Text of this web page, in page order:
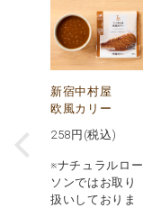
新宿中村屋
欧風カリー
258 円(税込)
※ナチュラルロー
ソンではお取り
扱いしておりま